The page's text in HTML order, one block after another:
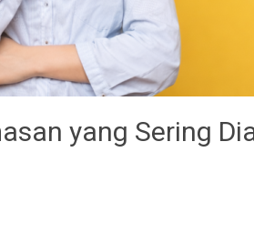
yang Sering